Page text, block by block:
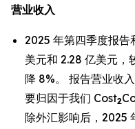
营业收入
2025 年第四季度报告
美元和 2.28 亿美元，
降 8%。 报告营业收
要归因于我们 Cost2
除外汇影响后，2025